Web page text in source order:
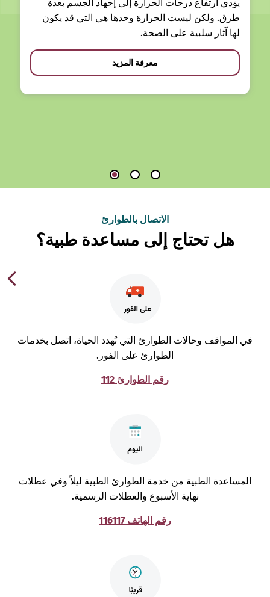
يؤدي ارتفاع درجات الحرارة إلى إجهاد الجسم بعدة
طرق. ولكن ليست الحرارة وحدها هي التي قد يكون
لها آثار سلبية على الصحة.
معرفة المزيد
الاتصال بالطوارئ
هل تحتاج إلى مساعدة طبية؟
المواقف وحالات الطوارئ التي تُهدد الحياة، اتصل بخدمات
الطوارئ على الفور.
رقم الطوارئ 112
الطبية من خدمة الطوارئ الطبية ليلاً وفي عطلات
نهاية الأسبوع والعطلات الرسمية.
رقم الهاتف 116117